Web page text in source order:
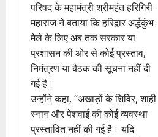
परिषद के महामंत्री श्रीमहंत हरिगिरी
महाराज ने बताया कि हरिद्वार अर्द्धकुंभ
मेले के लिए अब तक सरकार या
प्रशासन की ओर से कोई प्रस्ताव,
निमंत्रण या बैठक की सूचना नहीं दी
गई है।
उन्होंने कहा, “अखाड़ों के शिविर, शाही
स्नान और पेशवाई की कोई व्यवस्था
प्रस्तावित नहीं की गई है। यदि